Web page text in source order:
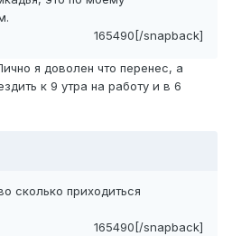
165490[/snapback]
я доволен что перенес, а
к 9 утра на работу и в 6
сколько приходиться
165490[/snapback]